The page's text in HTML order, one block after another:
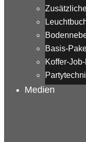
Basis-
Koffer-
Medien